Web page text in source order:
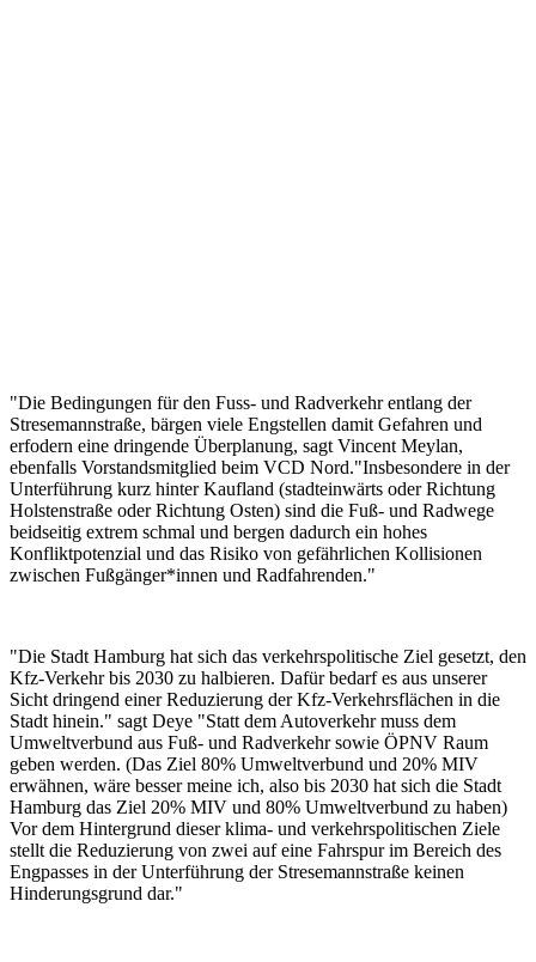
"Die Bedingungen für den Fuss- und Radverkehr entlang der
Stresemannstraße, bärgen viele Engstellen damit Gefahren und
erfodern eine dringende Überplanung, sagt Vincent Meylan,
ebenfalls Vorstandsmitglied beim VCD Nord."Insbesondere in der
Unterführung kurz hinter Kaufland (stadteinwärts oder Richtung
Holstenstraße oder Richtung Osten) sind die Fuß- und Radwege
beidseitig extrem schmal und bergen dadurch ein hohes
Konfliktpotenzial und das Risiko von gefährlichen Kollisionen
zwischen Fußgänger*innen und Radfahrenden."
"Die Stadt Hamburg hat sich das verkehrspolitische Ziel gesetzt, den
Kfz-Verkehr bis 2030 zu halbieren. Dafür bedarf es aus unserer
Sicht dringend einer Reduzierung der Kfz-Verkehrsflächen in die
Stadt hinein." sagt Deye "Statt dem Autoverkehr muss dem
Umweltverbund aus Fuß- und Radverkehr sowie ÖPNV Raum
geben werden. (Das Ziel 80% Umweltverbund und 20% MIV
erwähnen, wäre besser meine ich, also bis 2030 hat sich die Stadt
Hamburg das Ziel 20% MIV und 80% Umweltverbund zu haben)
Vor dem Hintergrund dieser klima- und verkehrspolitischen Ziele
stellt die Reduzierung von zwei auf eine Fahrspur im Bereich des
Engpasses in der Unterführung der Stresemannstraße keinen
Hinderungsgrund dar."